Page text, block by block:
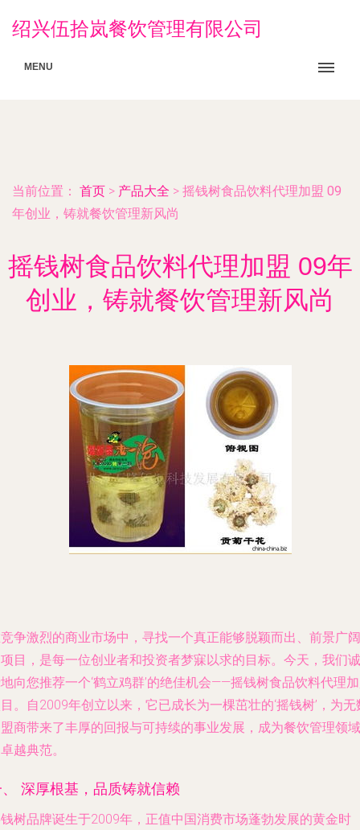
绍兴伍拾岚餐饮管理有限公司
MENU
当前位置： 首页 > 产品大全 > 摇钱树食品饮料代理加盟 09
年创业，铸就餐饮管理新风尚
摇钱树食品饮料代理加盟 09年
创业，铸就餐饮管理新风尚
争激烈的商业市场中，寻找一个真正能够脱颖而出、前景广阔
目，是每一位创业者和投资者梦寐以求的目标。今天，我们诚
向您推荐一个‘鹤立鸡群’的绝佳机会——摇钱树食品饮料代理
。自2009年创立以来，它已成长为一棵茁壮的‘摇钱树’，为无
商带来了丰厚的回报与可持续的事业发展，成为餐饮管理领域
越典范。
深厚根基，品质铸就信赖
树品牌诞生于2009年，正值中国消费市场蓬勃发展的黄金时